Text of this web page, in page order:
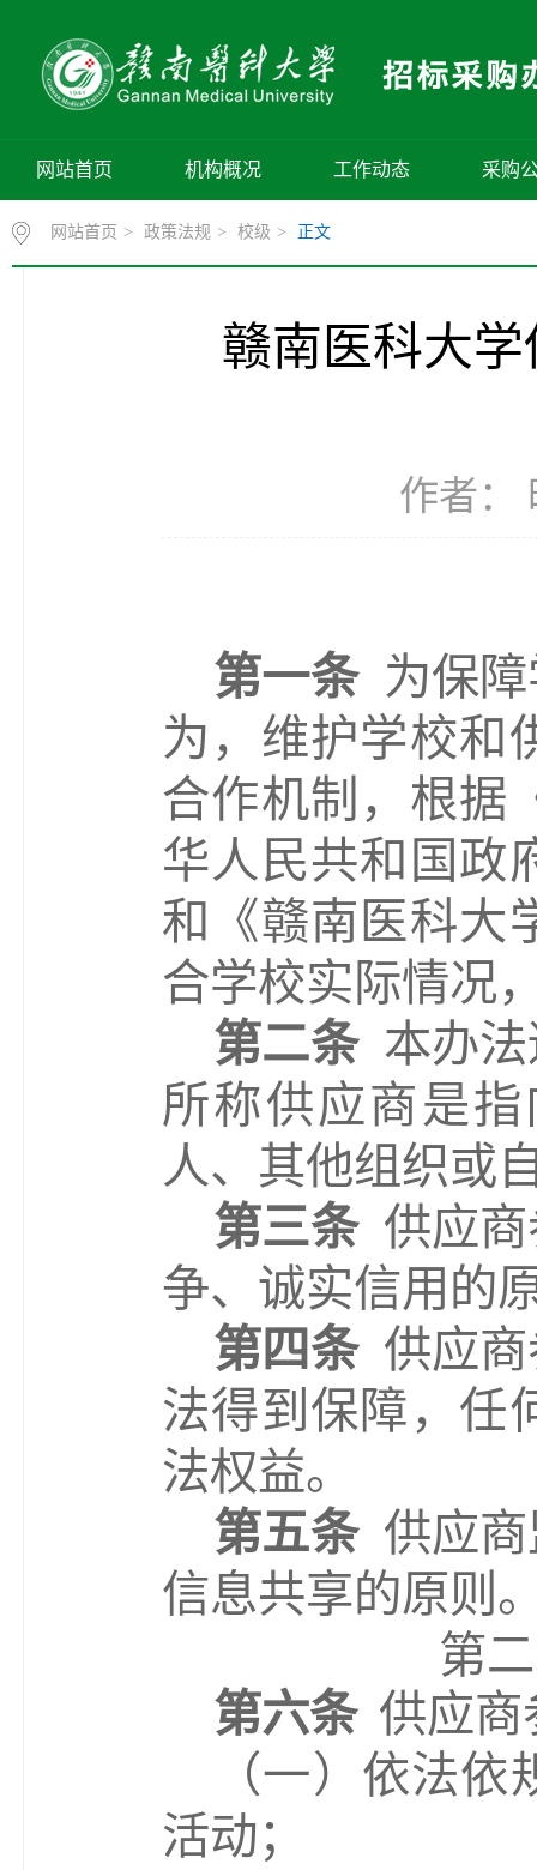
网站首页 机构概况 工作动态 采购
网站首页 > 政策法规 > 校级 > 正文
赣南医科大
作者：
第一条 为保
为，维护学校和
合作机制，根据
华人民共和国政
和《赣南医科大
合学校实际情况
第二条 本办
所称供应商是
人、其他组织或
第三条 供应
争、诚实信用的
第四条 供应
法得到保障 ，任
法权益。
第五条 供应
信息共享的原则
第
第六条 供应商
（一） 依法依
活动；